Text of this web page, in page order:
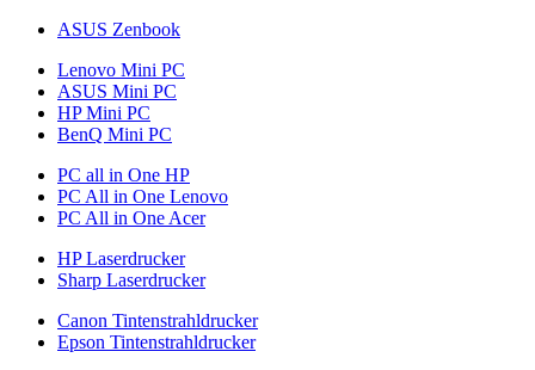
ASUS Zenbook
Lenovo Mini PC
ASUS Mini PC
HP Mini PC
BenQ Mini PC
PC all in One HP
PC All in One Lenovo
PC All in One Acer
HP Laserdrucker
Sharp Laserdrucker
Canon Tintenstrahldrucker
Epson Tintenstrahldrucker